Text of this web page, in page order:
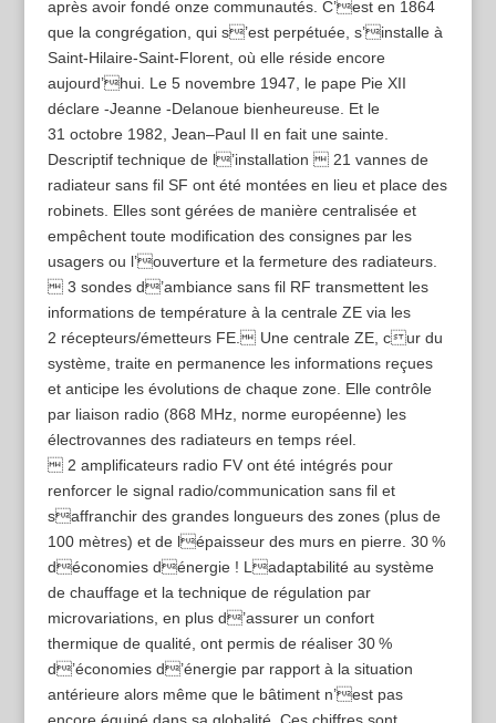
après avoir fondé onze communautés. C’est en 1864
que la congrégation, qui s’est perpétuée, s’installe à
Saint-Hilaire-Saint-Florent, où elle réside encore
aujourd’hui. Le 5 novembre 1947, le pape Pie XII
déclare -Jeanne -Delanoue bienheureuse. Et le
31 octobre 1982, Jean–Paul II en fait une sainte.
Descriptif technique de l’installation  21 vannes de
radiateur sans fil SF ont été montées en lieu et place des
robinets. Elles sont gérées de manière centralisée et
empêchent toute modification des consignes par les
usagers ou l’ouverture et la fermeture des radiateurs.
 3 sondes d’ambiance sans fil RF transmettent les
informations de température à la centrale ZE via les
2 récepteurs/émetteurs FE. Une centrale ZE, cur du
système, traite en permanence les informations reçues
et anticipe les évolutions de chaque zone. Elle contrôle
par liaison radio (868 MHz, norme européenne) les
électrovannes des radiateurs en temps réel.
 2 amplificateurs radio FV ont été intégrés pour
renforcer le signal radio/communication sans fil et
saffranchir des grandes longueurs des zones (plus de
100 mètres) et de lépaisseur des murs en pierre. 30 %
déconomies dénergie ! Ladaptabilité au système
de chauffage et la technique de régulation par
microvariations, en plus d’assurer un confort
thermique de qualité, ont permis de réaliser 30 %
d’économies d’énergie par rapport à la situation
antérieure alors même que le bâtiment n’est pas